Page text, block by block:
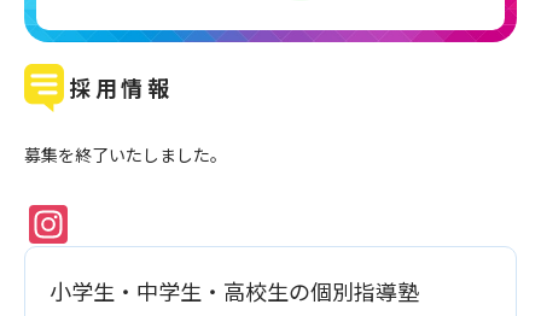
採用情報
募集を終了いたしました。
小学生・中学生・高校生の個別指導塾